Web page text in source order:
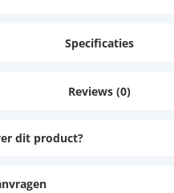
Specificaties
Reviews (0)
dit product?